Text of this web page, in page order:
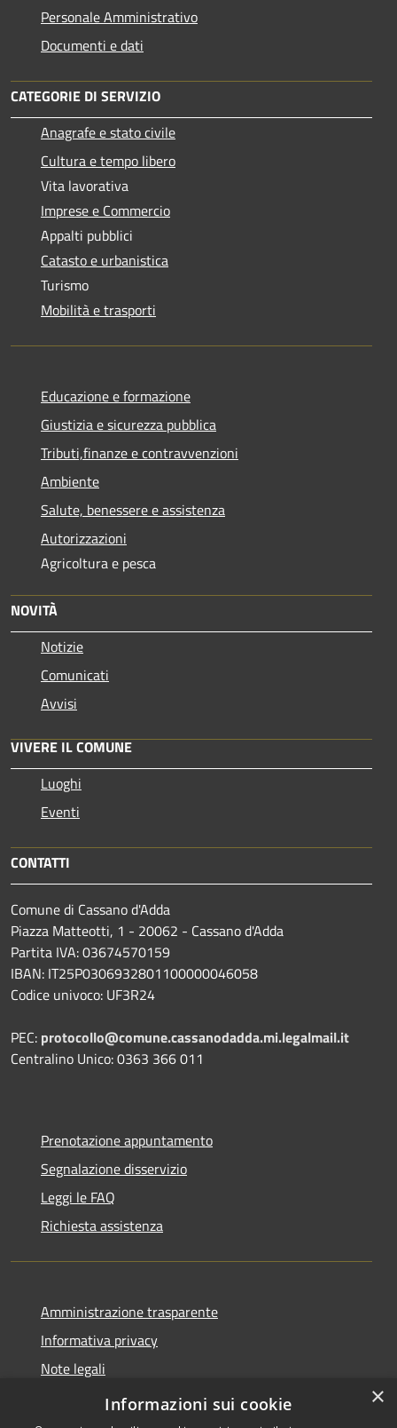
Personale Amministrativo
Documenti e dati
CATEGORIE DI SERVIZIO
Anagrafe e stato civile
Cultura e tempo libero
Vita lavorativa
Imprese e Commercio
Appalti pubblici
Catasto e urbanistica
Turismo
Mobilità e trasporti
Educazione e formazione
Giustizia e sicurezza pubblica
Tributi,finanze e contravvenzioni
Ambiente
Salute, benessere e assistenza
Autorizzazioni
Agricoltura e pesca
NOVITÀ
Notizie
Comunicati
Avvisi
VIVERE IL COMUNE
Luoghi
Eventi
CONTATTI
Comune di Cassano d'Adda
Piazza Matteotti, 1 - 20062 - Cassano d'Adda
Partita IVA: 03674570159
IBAN: IT25P0306932801100000046058
Codice univoco: UF3R24
PEC: protocollo@comune.cassanodadda.mi.legalmail.it
Centralino Unico: 0363 366 011
Prenotazione appuntamento
Segnalazione disservizio
Leggi le FAQ
Richiesta assistenza
Amministrazione trasparente
Informativa privacy
Note legali
Dichiarazione di accessibilità
×
Informazioni sui cookie